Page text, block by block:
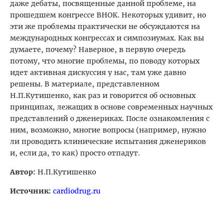
даже дебаты, посвященные данной проблеме, на
прошедшем конгрессе ВНОК. Некоторых удивит, но
эти же проблемы практически не обсуждаются на
международных конгрессах и симпозиумах. Как вы
думаете, почему? Наверное, в первую очередь
потому, что многие проблемы, по поводу которых
идет активная дискуссия у нас, там уже давно
решены. В материале, представленном
Н.П.Кутишенко, как раз и говорится об основных
принципах, лежащих в основе современных научных
представлений о дженериках. После ознакомления с
ним, возможно, многие вопросы (например, нужно
ли проводить клинические испытания дженериков
и, если да, то как) просто отпадут.
Автор: Н.П.Кутишенко
Источник: cardiodrug.ru